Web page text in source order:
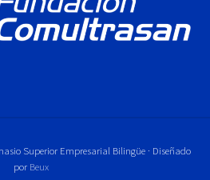
Superior Empresarial Bilingüe · Diseñado
por Beux